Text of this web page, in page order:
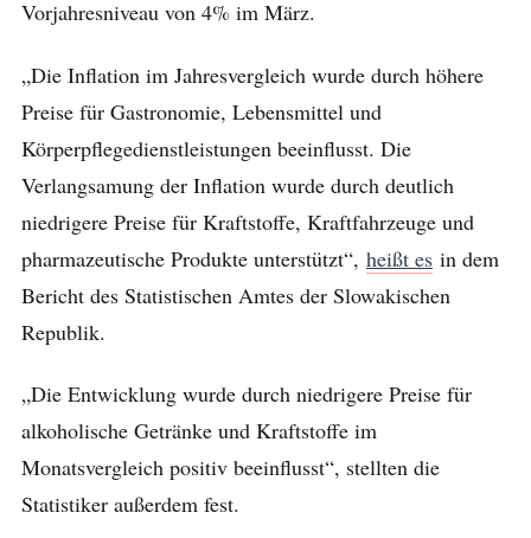
Vorjahresniveau von 4% im März.
„Die Inflation im Jahresvergleich wurde durch höhere
Preise für Gastronomie, Lebensmittel und
Körperpflegedienstleistungen beeinflusst. Die
Verlangsamung der Inflation wurde durch deutlich
niedrigere Preise für Kraftstoffe, Kraftfahrzeuge und
pharmazeutische Produkte unterstützt“, heißt es in dem
Bericht des Statistischen Amtes der Slowakischen
Republik.
„Die Entwicklung wurde durch niedrigere Preise für
alkoholische Getränke und Kraftstoffe im
Monatsvergleich positiv beeinflusst“, stellten die
Statistiker außerdem fest.